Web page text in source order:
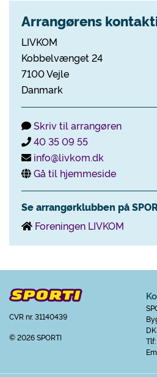
Arrangørens
LIVKOM
Kobbelvænget 24
7100 Vejle
Danmark
Skriv til arrangøren
40 35 09 55
info@livkom.dk
Gå til hjemmeside
Se arrangørklubben på
Foreningen LIVKOM
CVR nr. 31140439
© 2026 SPORTI
Tlf: